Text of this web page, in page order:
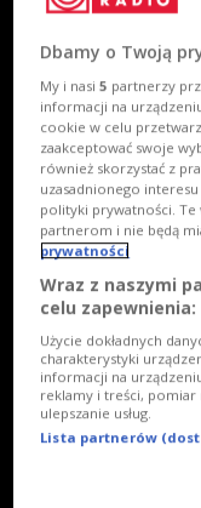
Dbamy o Twoją
My i nasi5 partnerzy
informacji na
cookie w celu
zaakceptować swoje
również skorzystać z
uzasadnionego
polityki prywatności. Te
partnerom i nie będą
prywatności
Wraz z naszymi
celu zapewnienia:
Użycie dokładnych
charakterystyki
informacji na
reklamy i treści,
ulepszanie usług.
Lista partnerów